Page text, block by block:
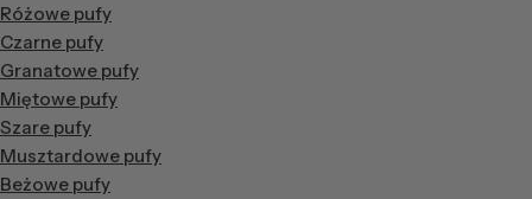
Różowe pufy
Czarne pufy
Granatowe pufy
Miętowe pufy
Szare pufy
Musztardowe pufy
Beżowe pufy